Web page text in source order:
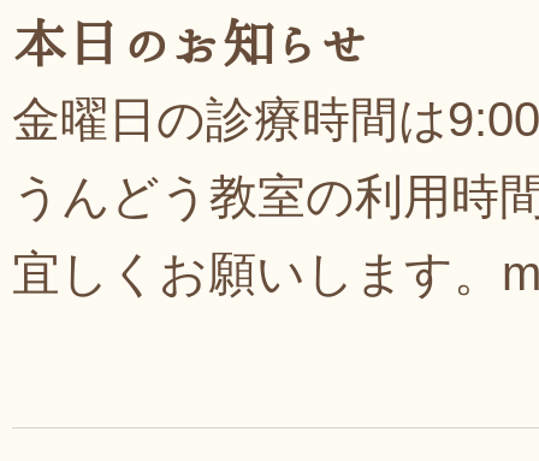
本日のお知らせ
金曜日の診療時間は
うんどう教室の利用時
宜しくお願いします。